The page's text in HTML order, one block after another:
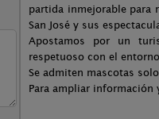
partida inmejorable para
San José y sus
Apostamos por un
respetuoso con el
Se admiten mascotas
Para ampliar información